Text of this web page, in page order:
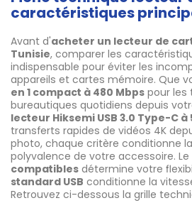
caractéristiques
Avant d'acheter un lecteur de
Tunisie, comparer les
indispensable pour éviter les
appareils et cartes mémoire. Que
en 1 compact à 480 Mbps pour les
bureautiques quotidiens depuis
lecteur Hiksemi USB 3.0 Type-C à
transferts rapides de vidéos 4K
photo, chaque critère conditionne
polyvalence de votre accessoire.
compatibles détermine votre
standard USB conditionne la
Retrouvez ci-dessous la grille